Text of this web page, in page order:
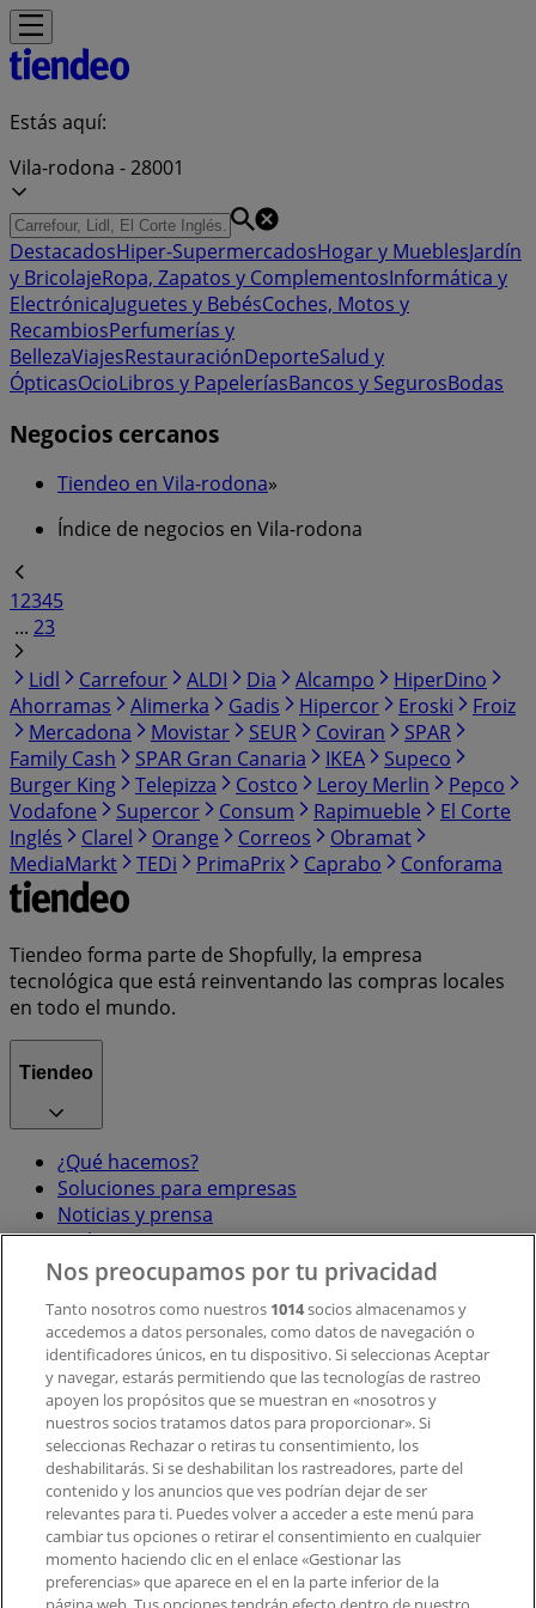
Estás aquí:
Vila-rodona - 28001
DestacadosHiper-SupermercadosHogar y MueblesJardín
y BricolajeRopa, Zapatos y ComplementosInformática y
ElectrónicaJuguetes y BebésCoches, Motos y
RecambiosPerfumerías y
BellezaViajesRestauraciónDeporteSalud y
ÓpticasOcioLibros y PapeleríasBancos y SegurosBodas
Negocios cercanos
Tiendeo en Vila-rodona»
Índice de negocios en Vila-rodona
12345
... 23
Lidl
Carrefour ALDI Dia Alcampo
HiperDino
Ahorramas
Alimerka Gadis Hipercor Eroski
Froiz
Mercadona
Movistar SEUR Coviran
SPAR
Family Cash
SPAR Gran Canaria IKEA
Supeco
Burger King
Telepizza Costco Leroy Merlin
Pepco
Vodafone
Supercor Consum Rapimueble
El Corte
Inglés
Clarel Orange Correos
Obramat
MediaMarkt
TEDi PrimaPrix Caprabo Conforama
Tiendeo forma parte de Shopfully, la empresa
tecnológica que está reinventando las compras locales
en todo el mundo.
Tiendeo
¿Qué hacemos?
Soluciones para empresas
Noticias y prensa
Trabaja con nosotros
Contacto
Contacto comercial y de marketing
Tienda mal colocada en el mapa
Notificar un folleto
¿Encontraste un problema en la web o en la
aplicación?
Índices
Nos preocupamos por tu privacidad
Tanto nosotros como nuestros 1014socios almacenamos y
accedemos a datos personales, como datos de navegación o
identificadores únicos, en tu dispositivo. Si seleccionas Aceptar
y navegar, estarás permitiendo que las tecnologías de rastreo
apoyen los propósitos que se muestran en «nosotros y
nuestros socios tratamos datos para proporcionar». Si
seleccionas Rechazar o retiras tu consentimiento, los
deshabilitarás. Si se deshabilitan los rastreadores, parte del
contenido y los anuncios que ves podrían dejar de ser
relevantes para ti. Puedes volver a acceder a este menú para
cambiar tus opciones o retirar el consentimiento en cualquier
momento haciendo clic en el enlace «Gestionar las
preferencias» que aparece en el en la parte inferior de la